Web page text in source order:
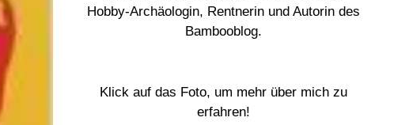
Hobby-Archäologin, Rentnerin und Autorin des
Bambooblog.
Klick auf das Foto, um mehr über mich zu
erfahren!